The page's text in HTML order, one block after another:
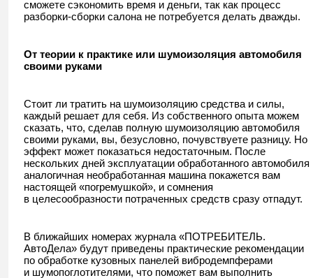
сможете сэкономить время и деньги, так как процесс
разборки-сборки салона не потребуется делать дважды.
От теории к практике или шумоизоляция автомобиля
своими руками
Стоит ли тратить на шумоизоляцию средства и силы,
каждый решает для себя. Из собственного опыта можем
сказать, что, сделав полную шумоизоляцию автомобиля
своими руками, вы, безусловно, почувствуете разницу. Но
эффект может показаться недостаточным. После
нескольких дней эксплуатации обработанного автомобиля
аналогичная необработанная машина покажется вам
настоящей «погремушкой», и сомнения
в целесообразности потраченных средств сразу отпадут.
В ближайших номерах журнала «ПОТРЕБИТЕЛЬ.
АвтоДела» будут приведены практические рекомендации
по обработке кузовных панелей вибродемпферами
и шумопоглотителями, что поможет вам выполнить